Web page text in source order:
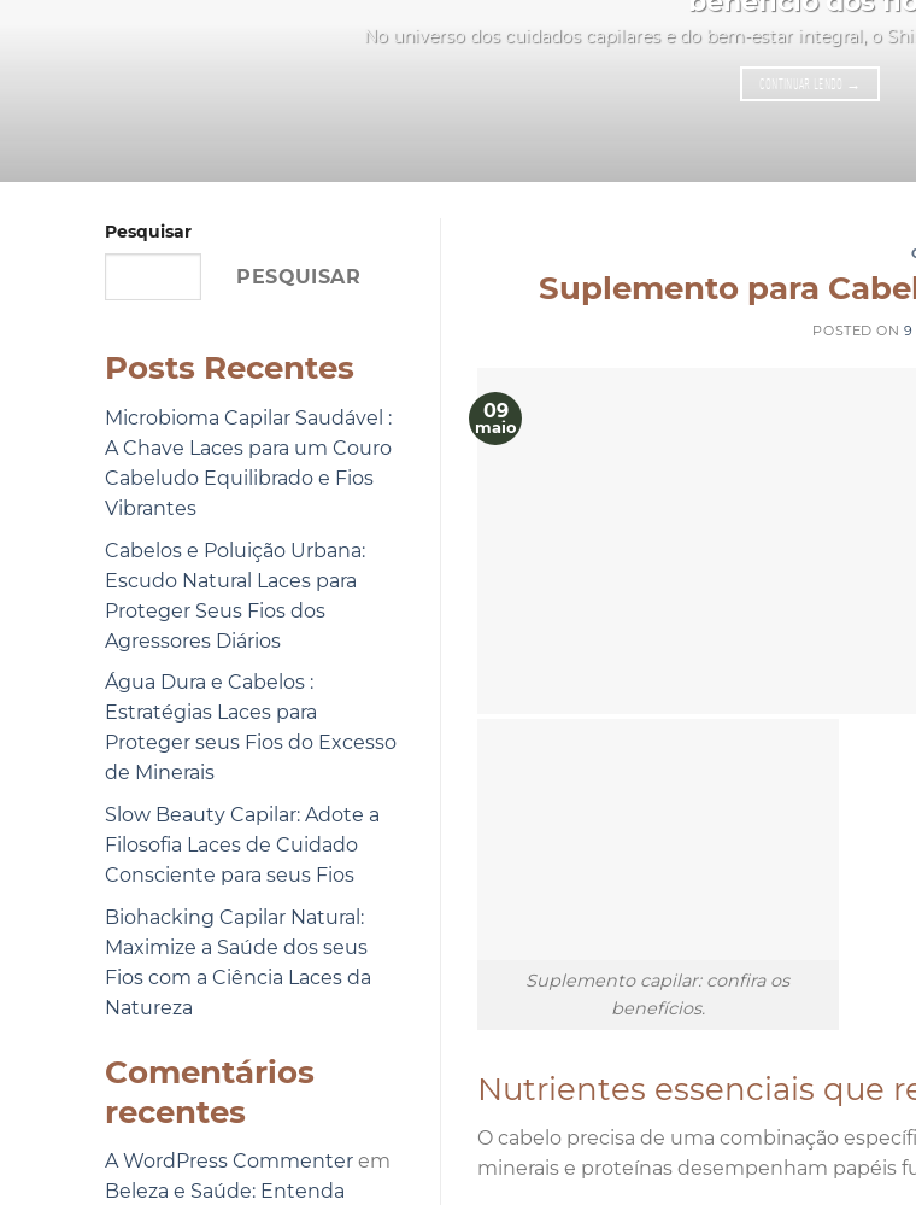
No universo dos cuidados capilares e do bem-estar integral, o
CONTINUAR LENDO →
Pesquisar
PESQUISAR
Posts Recentes
Microbioma Capilar Saudável :
A Chave Laces para um Couro
Cabeludo Equilibrado e Fios
Vibrantes
Cabelos e Poluição Urbana:
Escudo Natural Laces para
Proteger Seus Fios dos
Agressores Diários
Água Dura e Cabelos :
Estratégias Laces para
Proteger seus Fios do Excesso
de Minerais
Slow Beauty Capilar: Adote a
Filosofia Laces de Cuidado
Consciente para seus Fios
Biohacking Capilar Natural:
Maximize a Saúde dos seus
Fios com a Ciência Laces da
Natureza
Comentários
recentes
A WordPress Commenter em
Beleza e Saúde: Entenda
Suplemento para
POSTED ON9
09
maio
Suplemento capilar: confira os
benefícios.
Nutrientes essenciais que
O cabelo precisa de uma combinação
minerais e proteínas desempenham papéis